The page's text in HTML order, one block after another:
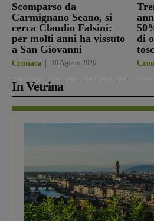
Scomparso da
Carmignano Seano, si
cerca Claudio Falsini:
per molti anni ha vissuto
a San Giovanni
Cronaca 10 Agosto 2026
di
In Vetrina